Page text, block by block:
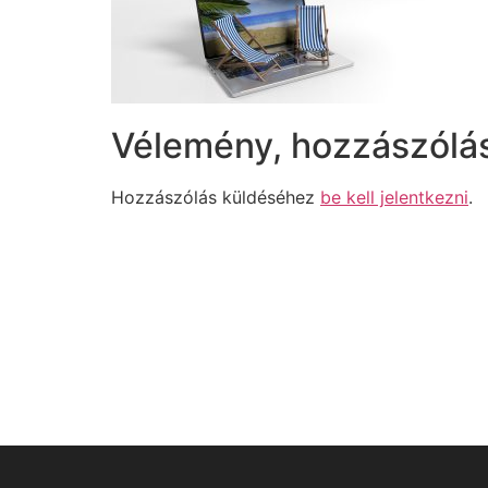
Vélemény,
Hozzászólás küldéséhez be kell jelentkezni.